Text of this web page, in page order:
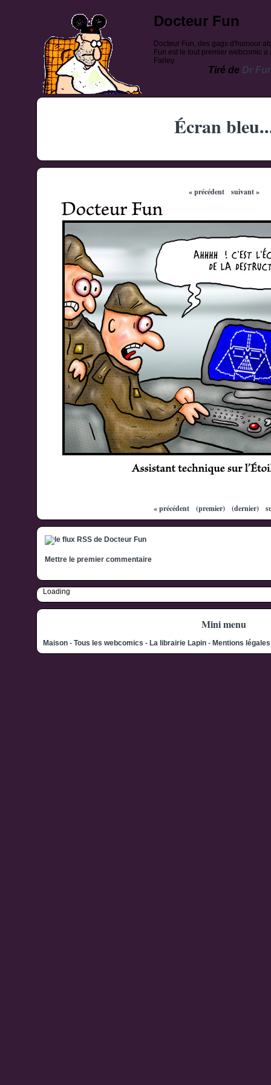
Docteur Fun
Docteur Fun, des gags d'humour
Fun est le tout premier webcomic
Farley.
Tiré de Dr
Écran
« précédent suivant »
« précédent (premier) (dernier)
Mettre le premier commentaire
Loading
Mini menu
Maison - Tous les webcomics - La librairie Lapin - Mentions